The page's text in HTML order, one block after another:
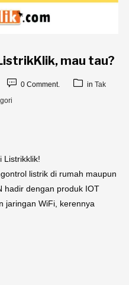
mau tau?
0 Comment. in Tak
Listrikklik!
listrik di rumah maupun
hadir dengan produk IOT
jaringan WiFi, kerennya